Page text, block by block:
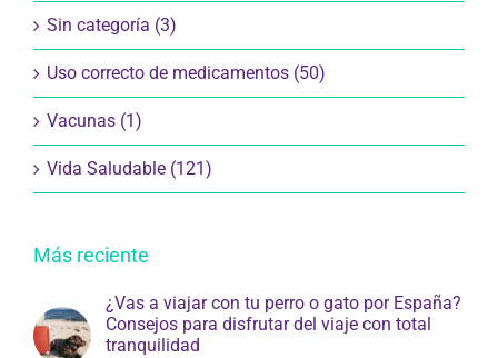
Sin categoría (3)
Uso correcto de medicamentos (50)
Vacunas (1)
Vida Saludable (121)
Más reciente
¿Vas a viajar con tu perro o gato por España?
Consejos para disfrutar del viaje con total
tranquilidad